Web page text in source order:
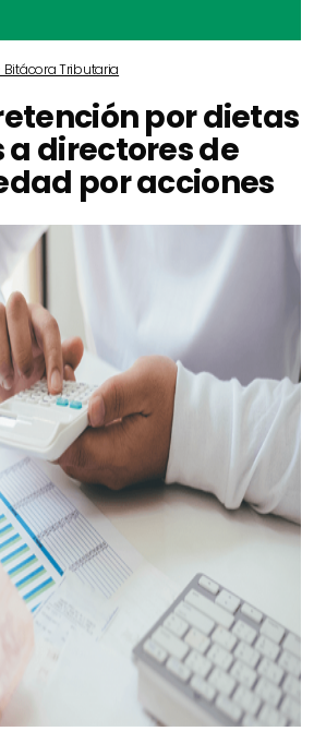
Bitácora Tributaria
por dietas
directores de
por acciones